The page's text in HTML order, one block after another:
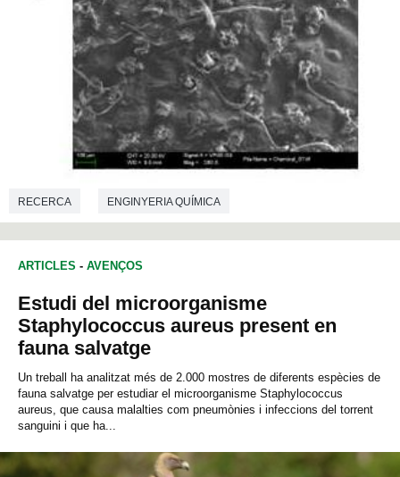
RECERCA ENGINYERIA QUÍMICA
ARTICLES - AVENÇOS
Estudi del microorganisme
Staphylococcus aureus present en
fauna salvatge
Un treball ha analitzat més de 2.000 mostres de diferents espècies de
fauna salvatge per estudiar el microorganisme Staphylococcus
aureus, que causa malalties com pneumònies i infeccions del torrent
sanguini i que ha...